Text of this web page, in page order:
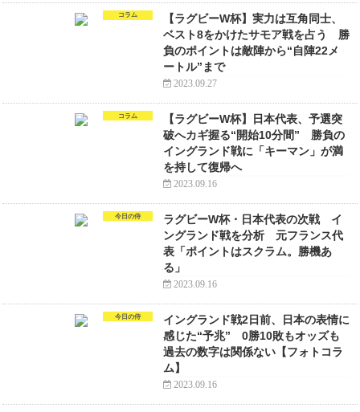
コラム
【ラグビーW杯】実力は互角同士、
ベスト8をかけたサモア戦を占う 勝
負のポイントは敵陣から“自陣22メ
ートル”まで
2023.09.27
コラム
【ラグビーW杯】日本代表、予選突
破へカギ握る“開始10分間” 勝負の
イングランド戦に「キーマン」が満
を持して復帰へ
2023.09.16
今日の侍
ラグビーW杯・日本代表の次戦 イ
ングランド戦を分析 元フランス代
表「ポイントはスクラム。勝機あ
る」
2023.09.16
今日の侍
イングランド戦2日前、日本の表情に
感じた“予兆” 0勝10敗もオッズも
過去の数字は関係ない【フォトコラ
ム】
2023.09.16